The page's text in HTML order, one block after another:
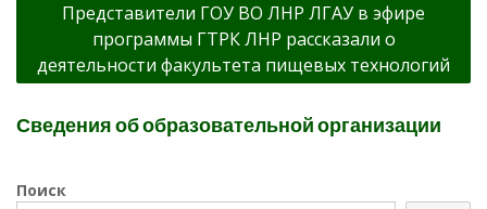
Представители ГОУ ВО ЛНР ЛГАУ в эфире
программы ГТРК ЛНР рассказали о
деятельности факультета пищевых технологий
Сведения об образовательной организации
Поиск